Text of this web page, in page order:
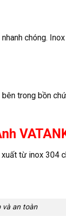
chóng.
trong bồn
từ inox 304
và an toàn